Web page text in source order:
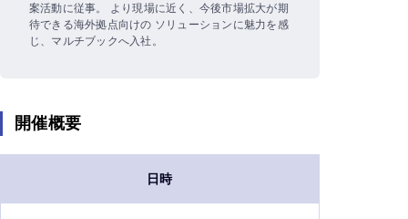
案活動に従事。 より現場に近く、今後市場拡大が期
待できる海外拠点向けの ソリューションに魅力を感
じ、マルチブックへ入社。
開催概要
日時